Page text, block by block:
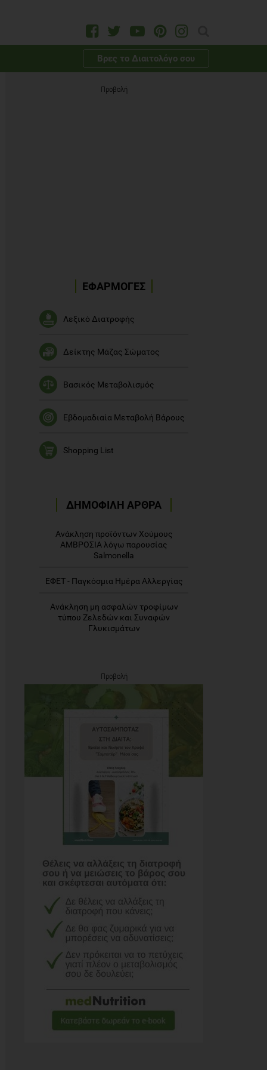
Βρες το Διαιτολόγο σου
Προβολή
ΔΗΜΟΦΙΛΗ ΑΡΘΡΑ
Ανάκληση προϊόντων Χούμους
ΑΜΒΡΟΣΙΑ λόγω παρουσίας
Salmonella
ΕΦΕΤ - Παγκόσμια Ημέρα Αλλεργίας
Ανάκληση μη ασφαλών τροφίμων
τύπου Ζελεδών και Συναφών
Γλυκισμάτων
ΕΦΑΡΜΟΓΕΣ
Λεξικό Διατροφής
Δείκτης Μάζας Σώματος
Βασικός Μεταβολισμός
Εβδομαδιαία Μεταβολή Βάρους
Shopping List
Προβολή